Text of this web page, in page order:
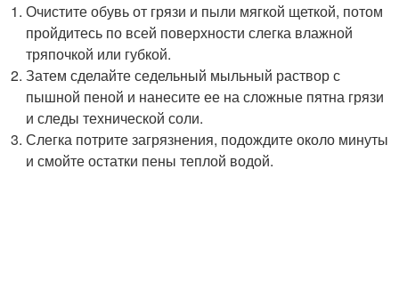
Очистите обувь от грязи и пыли мягкой щеткой, потом
пройдитесь по всей поверхности слегка влажной
тряпочкой или губкой.
Затем сделайте седельный мыльный раствор с
пышной пеной и нанесите ее на сложные пятна грязи
и следы технической соли.
Слегка потрите загрязнения, подождите около минуты
и смойте остатки пены теплой водой.